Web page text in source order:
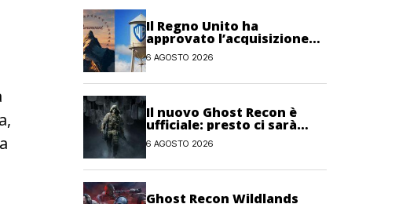
Il Regno Unito ha
approvato l’acquisizione
Paramount-Warner Bros
Discovery
6 AGOSTO 2026
Il nuovo Ghost Recon è
ufficiale: presto ci sarà
anche una fase di test
6 AGOSTO 2026
Ghost Recon Wildlands